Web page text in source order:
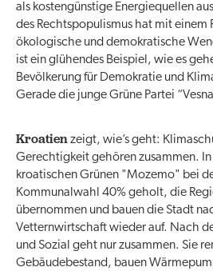
als kostengünstige Energiequellen
des Rechtspopulismus hat mit einem
ökologische und demokratische
ist ein glühendes Beispiel, wie es
Bevölkerung für Demokratie und
Gerade die junge Grüne Partei
Kroatienzeigt, wie’s geht:
Gerechtigkeit gehören zusammen.
kroatischen Grünen "Mozemo" bei
Kommunalwahl 40% geholt, die
übernommen und bauen die Stadt
Vetternwirtschaft wieder auf. Nach
und Sozial geht nur zusammen. Sie
Gebäudebestand, bauen